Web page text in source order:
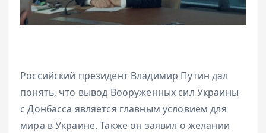
Российский президент Владимир Путин дал
понять, что вывод Вооруженных сил Украины
с Донбасса является главным условием для
мира в Украине. Также он заявил о желании